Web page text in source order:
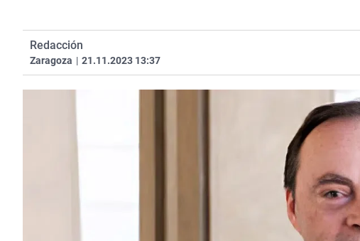
Redacción
Zaragoza | 21.11.2023 13:37